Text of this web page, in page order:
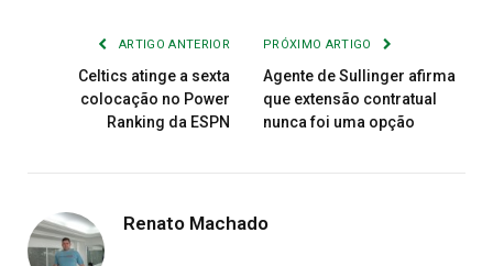
ARTIGO ANTERIOR
Celtics atinge a sexta
colocação no Power
Ranking da ESPN
PRÓXIMO ARTIGO
Agente de Sullinger afirma
que extensão contratual
nunca foi uma opção
Renato Machado